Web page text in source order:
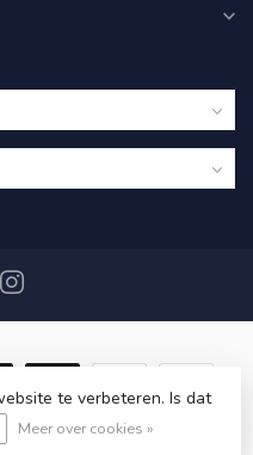
and boat equipment
te verbeteren. Is dat
Meer over cookies »